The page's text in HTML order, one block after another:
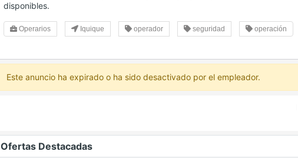
disponibles.
Operarios Iquique operador seguridad operación
Este anuncio ha expirado o ha sido desactivado por el empleador.
Ofertas Destacadas